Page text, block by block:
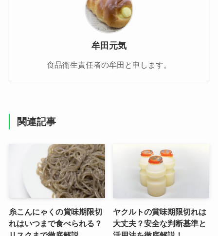
牟田元気
食品衛生責任者の牟田と申します。
関連記事
糸こんにゃくの賞味期限切
れはいつまで食べられる？
ヤクルトの賞味期限切れは
大丈夫？安全な判断基準と